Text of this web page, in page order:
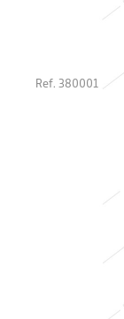
Ref. 380001